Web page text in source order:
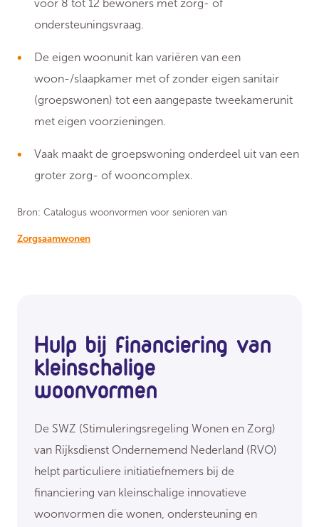
voor 8 tot 12 bewoners met zorg- of
ondersteuningsvraag.
De eigen woonunit kan variëren van een
woon-/slaapkamer met of zonder eigen sanitair
(groepswonen) tot een aangepaste tweekamerunit
met eigen voorzieningen.
Vaak maakt de groepswoning onderdeel uit van een
groter zorg- of wooncomplex.
Bron: Catalogus woonvormen voor senioren van
Zorgsaamwonen
Hulp bij financiering van
kleinschalige
woonvormen
De SWZ (Stimuleringsregeling Wonen en Zorg)
van Rijksdienst Ondernemend Nederland (RVO)
helpt particuliere initiatiefnemers bij de
financiering van kleinschalige innovatieve
woonvormen die wonen, ondersteuning en